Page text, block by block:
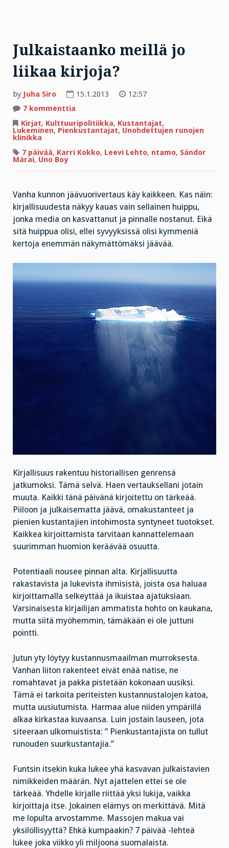
Julkaistaanko meillä jo
liikaa kirjoja?
by Juha Siro 15.1.2013
12:57
7 kommenttia
meillä
jo
Kirjat, Kulttuuripolitiikka, Kustantajat,
Lukeminen, Pienkustantajat, Unohdettujen runojen
klinikka
7 päivää, Karri Kokko, Leevi Lehto, ntamo, Sándor
Márai, Uno Boy
Vanha kunnon jäävuorivertaus käy kaikkeen. Kas näin:
kirjallisuudesta näkyy kauas vain sellainen huippu,
jonka media on kasvattanut ja pinnalle nostanut. Eikä
sitä huippua olisi, ellei syvyyksissä olisi kymmeniä
kertoja enemmän näkymättömäksi jäävää.
Kirjallisuus rakentuu historiallisen genrensä
jatkumoksi. Tämä selvä. Haen vertauksellani jotain
muuta. Kaikki tänä päivänä kirjoitettu on tärkeää.
Piiloon ja julkaisematta jäävä, omakustanteet ja
pienien kustantajien intohimosta syntyneet tuotokset.
Kaikkea kirjoittamista tarvitaan kannattelemaan
suurimman huomion keräävää osuutta.
Potentiaali nousee pinnan alta. Kirjallisuutta
rakastavista ja lukevista ihmisistä, joista osa haluaa
kirjoittamalla selkeyttää ja ikuistaa ajatuksiaan.
Varsinaisesta kirjailijan ammatista hohto on kaukana,
mutta siitä myöhemmin, tämäkään ei ole juttuni
pointti.
Jutun yty löytyy kustannusmaailman murroksesta.
Vanhan liiton rakenteet eivät enää natise, ne
romahtavat ja pakka pistetään kokonaan uusiksi.
Tämä ei tarkoita periteisten kustannustalojen katoa,
mutta uusiutumista. Harmaa alue niiden ympärillä
alkaa kirkastaa kuvaansa. Luin jostain lauseen, jota
siteeraan ulkomuistista: ” Pienkustantajista on tullut
runouden suurkustantajia.”
Funtsin itsekin kuka lukee yhä kasvavan julkaistavien
nimikkeiden määrän. Nyt ajattelen ettei se ole
tärkeää. Yhdelle kirjalle riittää yksi lukija, vaikka
kirjoittaja itse. Jokainen elämys on merkittävä. Mitä
me lopulta arvostamme. Massojen makua vai
yksilöllisyyttä? Ehkä kumpaakin? 7 päivää -lehteä
lukee joka viikko yli miljoona suomalaista.